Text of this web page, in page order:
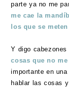
parte ya no me
me cae la
los que se
Y digo cabezones
cosas que no
importante en
hablar las cosas